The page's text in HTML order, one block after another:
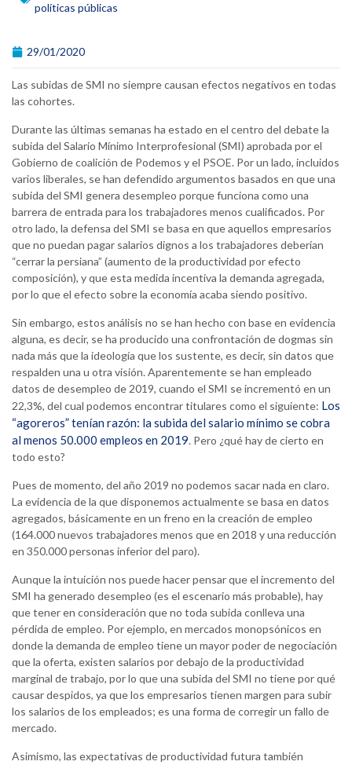
políticas públicas
29/01/2020
Las subidas de SMI no siempre causan efectos negativos en todas
las cohortes.
Durante las últimas semanas ha estado en el centro del debate la
subida del Salario Mínimo Interprofesional (SMI) aprobada por el
Gobierno de coalición de Podemos y el PSOE. Por un lado, incluidos
varios liberales, se han defendido argumentos basados en que una
subida del SMI genera desempleo porque funciona como una
barrera de entrada para los trabajadores menos cualificados. Por
otro lado, la defensa del SMI se basa en que aquellos empresarios
que no puedan pagar salarios dignos a los trabajadores deberían
“cerrar la persiana” (aumento de la productividad por efecto
composición), y que esta medida incentiva la demanda agregada,
por lo que el efecto sobre la economía acaba siendo positivo.
Sin embargo, estos análisis no se han hecho con base en evidencia
alguna, es decir, se ha producido una confrontación de dogmas sin
nada más que la ideología que los sustente, es decir, sin datos que
respalden una u otra visión. Aparentemente se han empleado
datos de desempleo de 2019, cuando el SMI se incrementó en un
22,3%, del cual podemos encontrar titulares como el siguiente: Los
“agoreros” tenían razón: la subida del salario mínimo se cobra
al menos 50.000 empleos en 2019. Pero ¿qué hay de cierto en
todo esto?
Pues de momento, del año 2019 no podemos sacar nada en claro.
La evidencia de la que disponemos actualmente se basa en datos
agregados, básicamente en un freno en la creación de empleo
(164.000 nuevos trabajadores menos que en 2018 y una reducción
en 350.000 personas inferior del paro).
Aunque la intuición nos puede hacer pensar que el incremento del
SMI ha generado desempleo (es el escenario más probable), hay
que tener en consideración que no toda subida conlleva una
pérdida de empleo. Por ejemplo, en mercados monopsónicos en
donde la demanda de empleo tiene un mayor poder de negociación
que la oferta, existen salarios por debajo de la productividad
marginal de trabajo, por lo que una subida del SMI no tiene por qué
causar despidos, ya que los empresarios tienen margen para subir
los salarios de los empleados; es una forma de corregir un fallo de
mercado.
Asimismo, las expectativas de productividad futura también